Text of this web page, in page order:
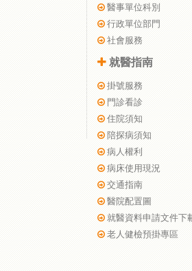
醫事單位科別
行政單位部門
社會服務
就醫指南
掛號服務
門診看診
住院須知
陪探病須知
病人權利
病床使用現況
交通指南
醫院配置圖
就醫資料申請文件下
老人健檢預掛專區